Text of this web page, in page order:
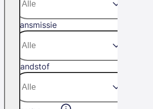
Transmissie
Brandstof